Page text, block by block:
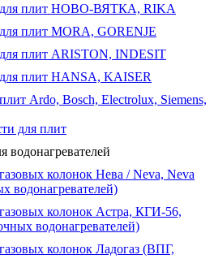
для плит НОВО-ВЯТКА, RIKA
плит MORA, GORENJE
плит ARISTON, INDESIT
плит HANSA, KAISER
Ardo, Bosch, Electrolux, Siemens,
для плит
водонагревателей
колонок Нева / Neva, Neva
водонагревателей)
колонок Астра, КГИ-56,
водонагревателей)
колонок Ладогаз (ВПГ,